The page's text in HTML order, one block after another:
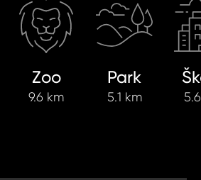
Zoo
9.6 km
Park
5.1 km